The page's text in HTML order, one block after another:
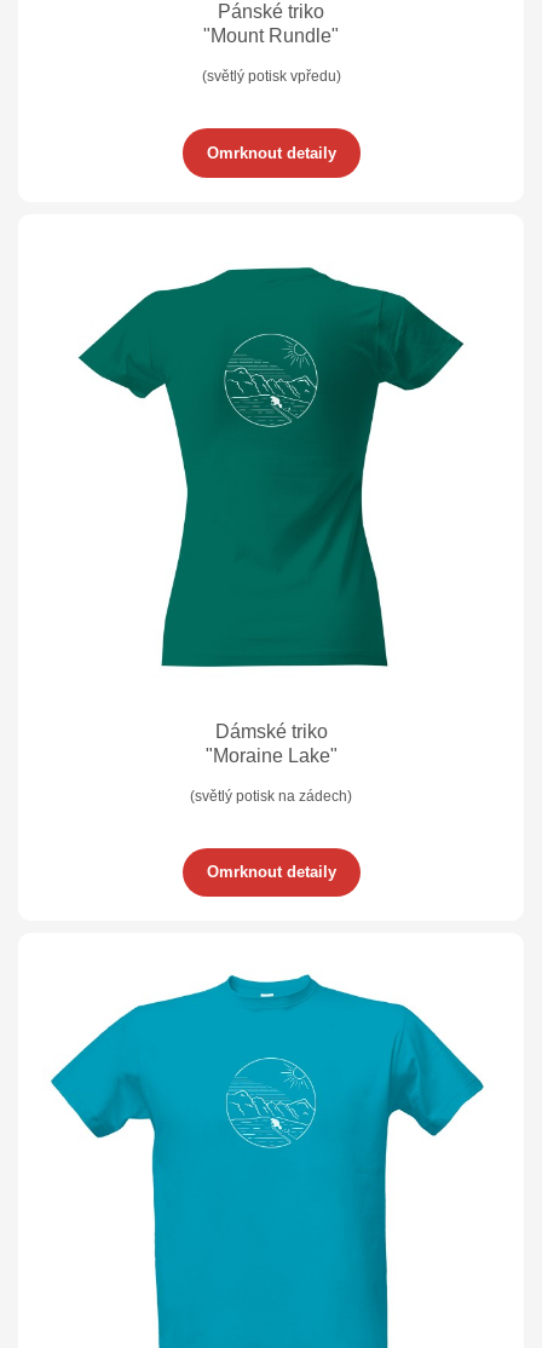
Pánské triko
"Mount Rundle"
(světlý potisk vpředu)
Omrknout detaily
Dámské triko
"Moraine Lake"
(světlý potisk na zádech)
Omrknout detaily